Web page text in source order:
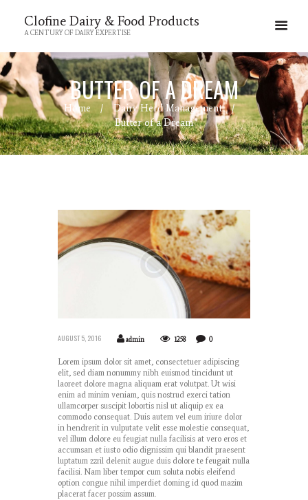
Clofine Dairy & Food Products
A CENTURY OF DAIRY EXPERTISE
BUTTER OF A DREAM
Home
Dairy Herd Management
Butter of a Dream
AUGUST 5, 2016 admin 1258 0
Lorem ipsum dolor sit amet, consectetuer adipiscing
elit, sed diam nonummy nibh euismod tincidunt ut
laoreet dolore magna aliquam erat volutpat. Ut wisi
enim ad minim veniam, quis nostrud exerci tation
ullamcorper suscipit lobortis nisl ut aliquip ex ea
commodo consequat. Duis autem vel eum iriure dolor
in hendrerit in vulputate velit esse molestie consequat,
vel illum dolore eu feugiat nulla facilisis at vero eros et
accumsan et iusto odio dignissim qui blandit praesent
luptatum zzril delenit augue duis dolore te feugait nulla
facilisi. Nam liber tempor cum soluta nobis eleifend
option congue nihil imperdiet doming id quod mazim
placerat facer possim assum.